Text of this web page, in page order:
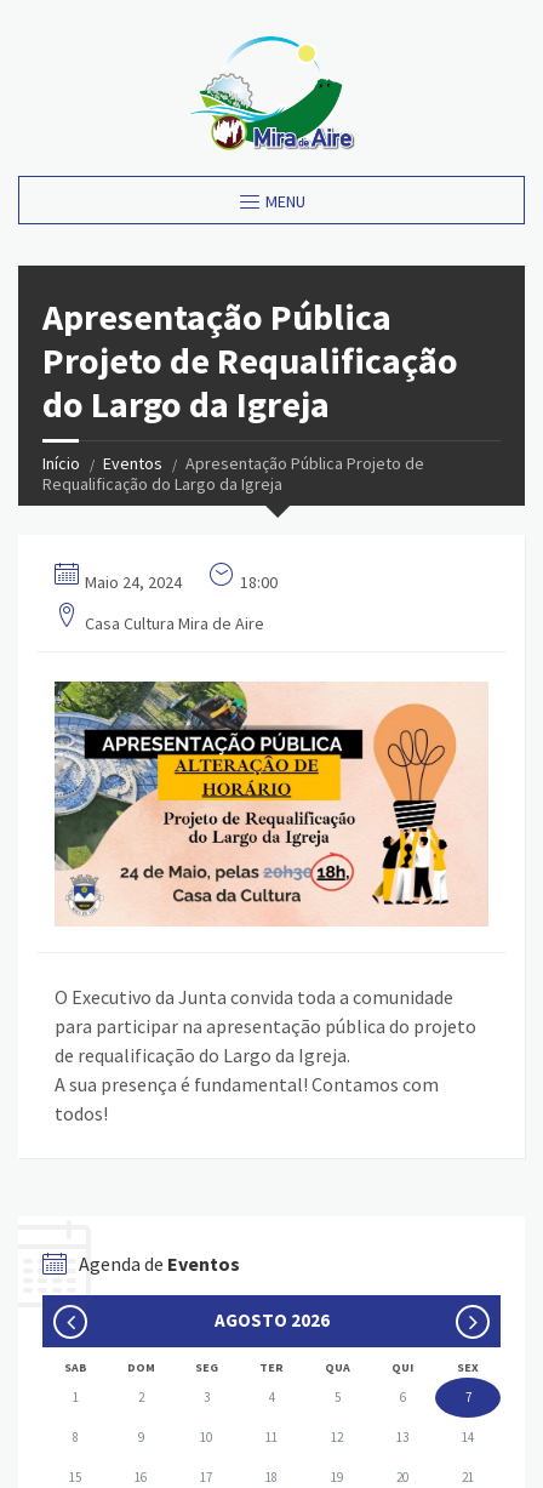
MENU
Apresentação Pública
Projeto de Requalificação
do Largo da Igreja
Início Eventos
Apresentação Pública Projeto de
Requalificação do Largo da Igreja
Maio 24, 2024
18:00
Casa Cultura Mira de Aire
O Executivo da Junta convida toda a comunidade
para participar na apresentação pública do projeto
de requalificação do Largo da Igreja.
A sua presença é fundamental! Contamos com
todos!
Agenda de Eventos
AGOSTO 2026
SAB DOM SEG TER QUA QUI SEX
1 2 3 4 5 6 7
8 9 10 11 12 13 14
15 16 17 18 19 20 21